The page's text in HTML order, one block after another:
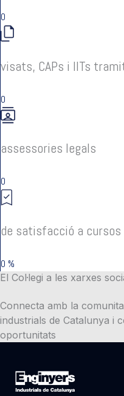
0
visats, CAPs i IITs
0
assessories legals
0
de satisfacció a cursos
0 %
El Col·legi a les xarxes
Connecta amb la
industrials de Catalunya i
oportunitats